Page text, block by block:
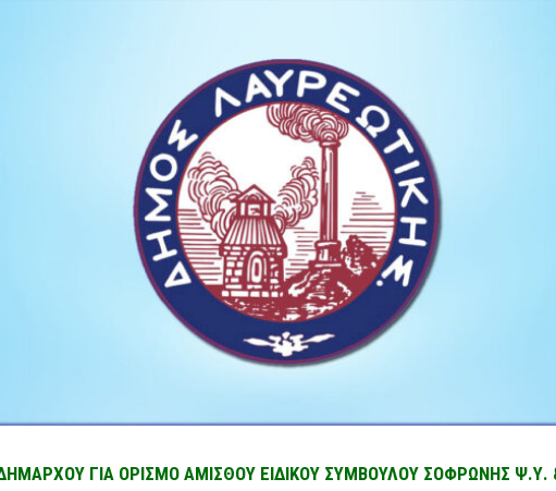
ΓΙΑ ΟΡΙΣΜΟ ΑΜΙΣΘΟΥ ΕΙΔΙΚΟΥ ΣΥΜΒΟΥΛΟΥ ΣΟΦΡΩΝΗΣ Ψ.Υ.